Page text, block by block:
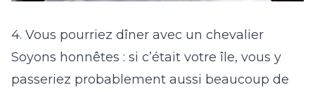
4. Vous pourriez dîner avec un chevalier
Soyons honnêtes : si c’était votre île, vous y
passeriez probablement aussi beaucoup de